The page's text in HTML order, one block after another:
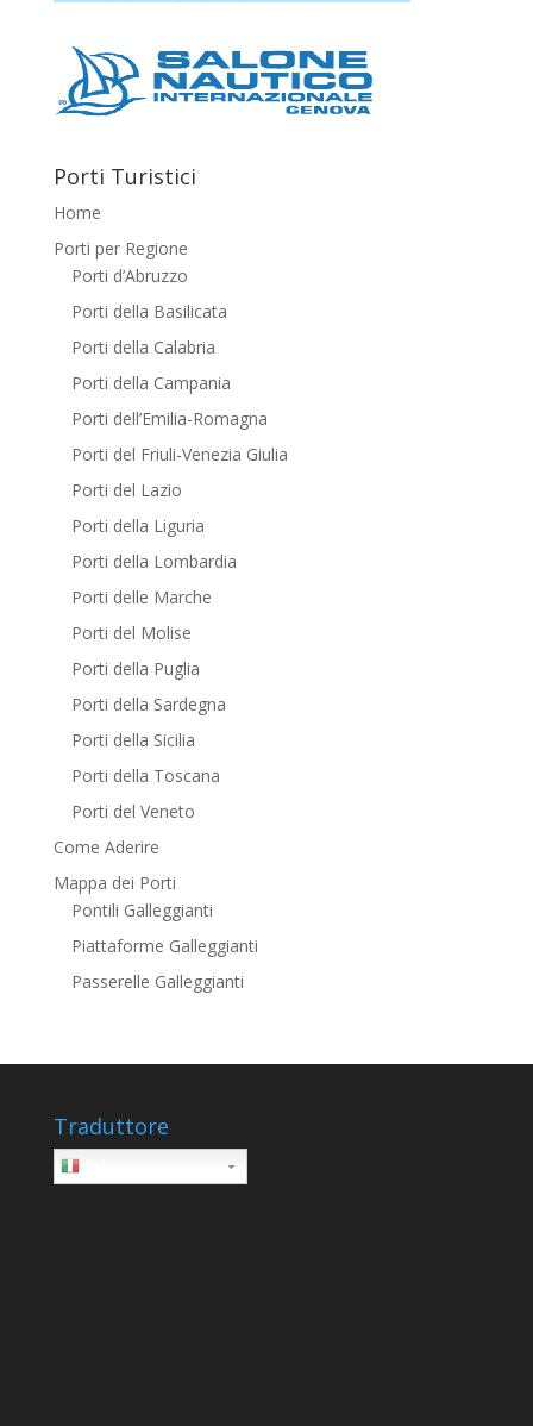
Porti Turistici
Home
Porti per Regione
Porti d’Abruzzo
Porti della Basilicata
Porti della Calabria
Porti della Campania
Porti dell’Emilia-Romagna
Porti del Friuli-Venezia Giulia
Porti del Lazio
Porti della Liguria
Porti della Lombardia
Porti delle Marche
Porti del Molise
Porti della Puglia
Porti della Sardegna
Porti della Sicilia
Porti della Toscana
Porti del Veneto
Come Aderire
Mappa dei Porti
Pontili Galleggianti
Piattaforme Galleggianti
Passerelle Galleggianti
Traduttore